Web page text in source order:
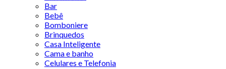
Bar
Bebê
Bomboniere
Brinquedos
Casa Inteligente
Cama e banho
Celulares e Telefonia